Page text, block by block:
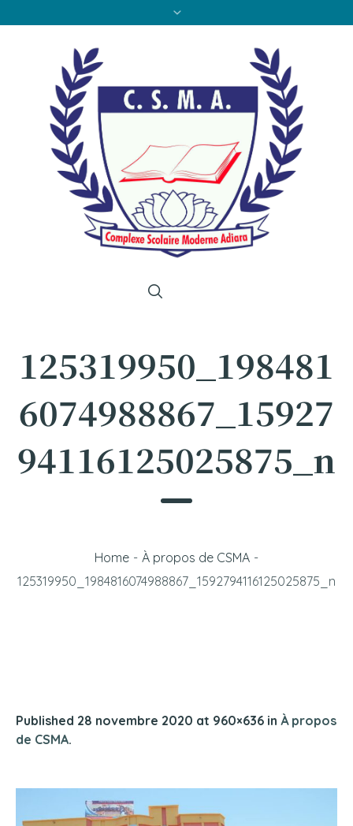
125319950_198481
6074988867_15927
94116125025875_n
Home - À propos de CSMA -
125319950_1984816074988867_1592794116125025875_n
Published 28 novembre 2020 at 960×636 in À propos
de CSMA.